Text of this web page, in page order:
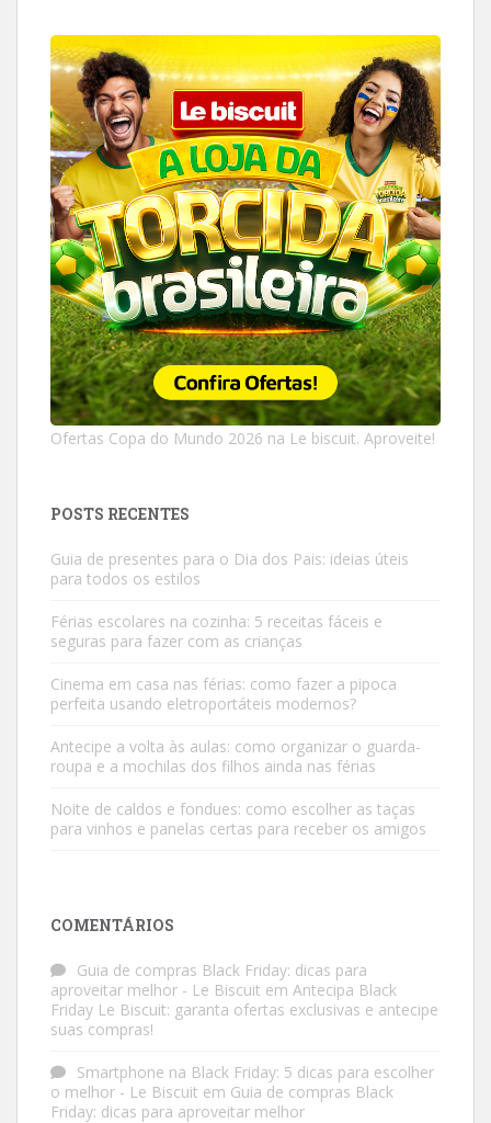
Ofertas Copa do Mundo 2026 na Le biscuit. Aproveite!
POSTS RECENTES
Guia de presentes para o Dia dos Pais: ideias úteis
para todos os estilos
Férias escolares na cozinha: 5 receitas fáceis e
seguras para fazer com as crianças
Cinema em casa nas férias: como fazer a pipoca
perfeita usando eletroportáteis modernos?
Antecipe a volta às aulas: como organizar o guarda-
roupa e a mochilas dos filhos ainda nas férias
Noite de caldos e fondues: como escolher as taças
para vinhos e panelas certas para receber os amigos
COMENTÁRIOS
Guia de compras Black Friday: dicas para
aproveitar melhor - Le Biscuit em Antecipa Black
Friday Le Biscuit: garanta ofertas exclusivas e antecipe
suas compras!
Smartphone na Black Friday: 5 dicas para escolher
o melhor - Le Biscuit em Guia de compras Black
Friday: dicas para aproveitar melhor